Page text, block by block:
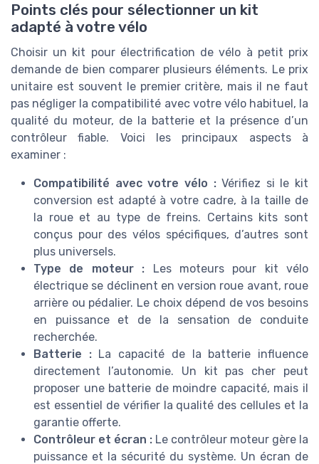
Points clés pour sélectionner un kit
adapté à votre vélo
Choisir un kit pour électrification de vélo à petit prix
demande de bien comparer plusieurs éléments. Le prix
unitaire est souvent le premier critère, mais il ne faut
pas négliger la compatibilité avec votre vélo habituel, la
qualité du moteur, de la batterie et la présence d’un
contrôleur fiable. Voici les principaux aspects à
examiner :
Compatibilité avec votre vélo :Vérifiez si le kit
conversion est adapté à votre cadre, à la taille de
la roue et au type de freins. Certains kits sont
conçus pour des vélos spécifiques, d’autres sont
plus universels.
Type de moteur : Les moteurs pour kit vélo
électrique se déclinent en version roue avant, roue
arrière ou pédalier. Le choix dépend de vos besoins
en puissance et de la sensation de conduite
recherchée.
Batterie :La capacité de la batterie influence
directement l’autonomie. Un kit pas cher peut
proposer une batterie de moindre capacité, mais il
est essentiel de vérifier la qualité des cellules et la
garantie offerte.
Contrôleur et écran : Le contrôleur moteur gère la
puissance et la sécurité du système. Un écran de